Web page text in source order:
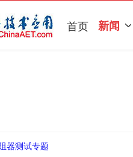
首页 新闻
器测试专题